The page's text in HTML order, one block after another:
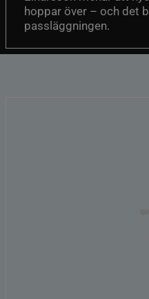
hoppar över – och det
passläggningen.